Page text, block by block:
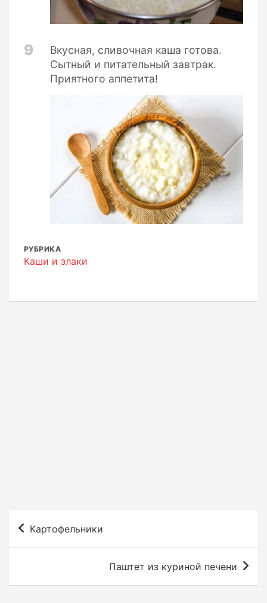
9
Вкусная, сливочная каша готова.
Сытный и питательный завтрак.
Приятного аппетита!
РУБРИКА
Каши и злаки
Картофельники
Паштет из куриной печени